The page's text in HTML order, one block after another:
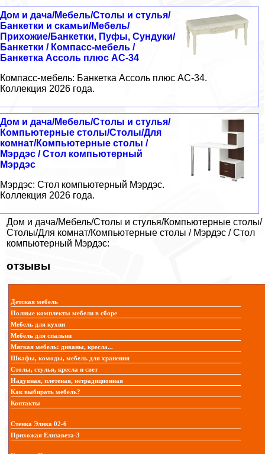
Дом и дача/Мебель/Столы и стулья/
Банкетки и скамьи/Мебель/
Прихожие/Банкетки, Пуфы, Сундуки/
Банкетки / Компасс-мебель /
Банкетка Ассоль плюс АС-34
Компасс-мебель: Банкетка Ассоль плюс АС-34.
Коллекция 2026 года.
Дом и дача/Мебель/Столы и стулья/
Компьютерные столы/Столы/Для
комнат/Компьютерные столы /
Мэрдэс / Стол компьютерный
Мэрдэс
Мэрдэс: Стол компьютерный Мэрдэс.
Коллекция 2026 года.
Дом и дача/Мебель/Столы и стулья/Компьютерные столы/
Столы/Для комнат/Компьютерные столы / Мэрдэс / Стол
компьютерный Мэрдэс:
отзывы
Детская мебель
Полные комплекты мебели в сборе
Мебель для кухни
Мебель для спальни
Мягкая мебель: диваны, кресла...
Шкафы, комоды, мебель для хранения
Столы, стулья, кресла и свет
Надувная, плетеная, нетрадиционная
Как выбирать мебель?
Контакты
Стенка Элика 02-6
Прихожая Елизавета-3